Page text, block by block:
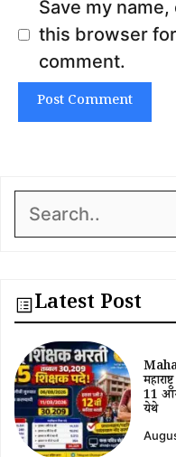
Save my
this browser
comment.
Search
Latest Post
11
येथे